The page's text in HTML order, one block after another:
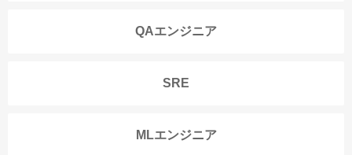
QAエンジニア
SRE
MLエンジニア